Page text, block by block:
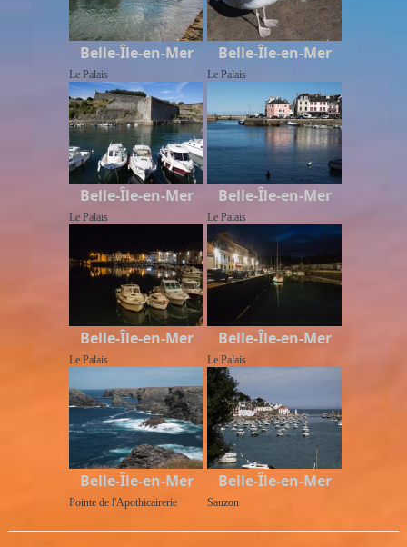
Belle-Île-en-Mer
Le Palais
Belle-Île-en-Mer
Le Palais
Belle-Île-en-Mer
Le Palais
Belle-Île-en-Mer
Le Palais
Belle-Île-en-Mer
Le Palais
Belle-Île-en-Mer
Le Palais
Belle-Île-en-Mer
Pointe de l'Apothicairerie
Belle-Île-en-Mer
Sauzon